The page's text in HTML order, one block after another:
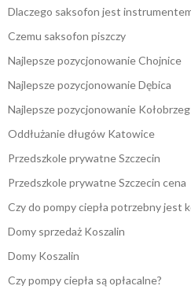
Dlaczego saksofon jest
Czemu saksofon piszczy
Najlepsze pozycjonowanie Chojnice
Najlepsze pozycjonowanie Dębica
Najlepsze pozycjonowanie Kołobrzeg
Oddłużanie długów Katowice
Przedszkole prywatne Szczecin
Przedszkole prywatne Szczecin cena
Czy do pompy ciepła potrzebny jest
Domy sprzedaż Koszalin
Domy Koszalin
Czy pompy ciepła są opłacalne?